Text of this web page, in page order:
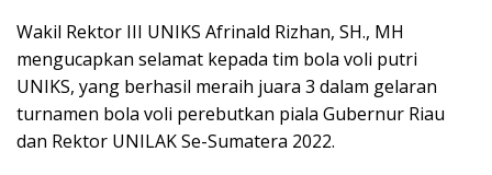
Wakil Rektor III UNIKS Afrinald Rizhan, SH., MH
mengucapkan selamat kepada tim bola voli putri
UNIKS, yang berhasil meraih juara 3 dalam gelaran
turnamen bola voli perebutkan piala Gubernur Riau
dan Rektor UNILAK Se-Sumatera 2022.